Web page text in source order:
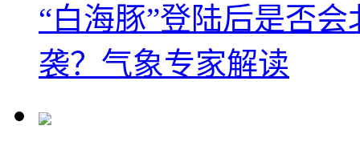
“白海豚”登陆后是否
袭？气象专家解读